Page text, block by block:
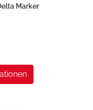
Marker